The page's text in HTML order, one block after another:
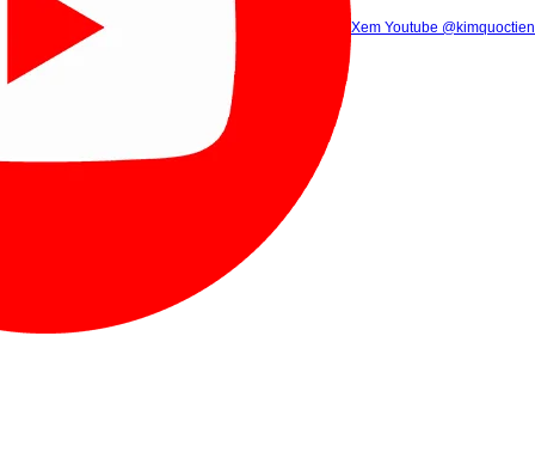
Xem Tik Tok
Gọi điện (8h00 - 21h30)
Xem Youtube @kimquoctien